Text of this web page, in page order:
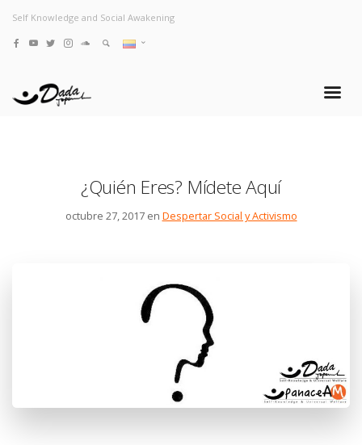
Self Knowledge and Social Awakening
¿Quién Eres? Mídete Aquí
octubre 27, 2017 en Despertar Social y Activismo